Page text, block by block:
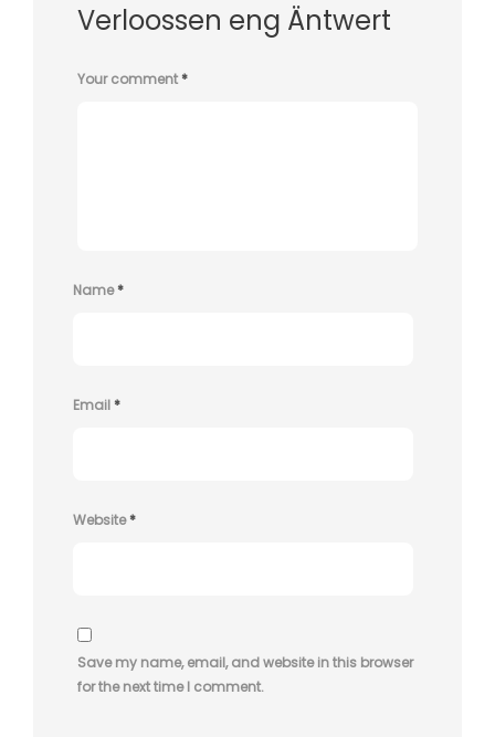
Verloossen eng Äntwert
Your comment*
Name*
Email*
Website*
Save my name, email, and website in this browser
for the next time I comment.